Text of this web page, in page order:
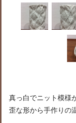
真っ白でニット模様
歪な形から手作りの